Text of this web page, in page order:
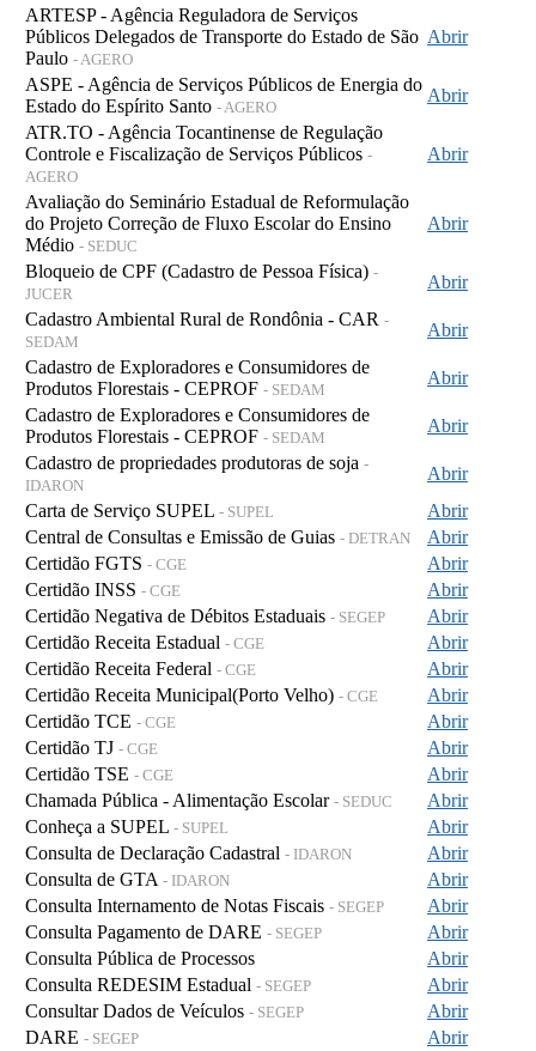
ARTESP - Agência Reguladora de Serviços
Públicos Delegados de Transporte do Estado de São
Paulo - AGERO
Abrir
ASPE - Agência de Serviços Públicos de Energia do
Estado do Espírito Santo - AGERO
Abrir
ATR.TO - Agência Tocantinense de Regulação
Controle e Fiscalização de Serviços Públicos -
AGERO
Abrir
Avaliação do Seminário Estadual de Reformulação
do Projeto Correção de Fluxo Escolar do Ensino
Médio - SEDUC
Abrir
Bloqueio de CPF (Cadastro de Pessoa Física) -
JUCER
Abrir
Cadastro Ambiental Rural de Rondônia - CAR -
SEDAM
Abrir
Cadastro de Exploradores e Consumidores de
Produtos Florestais - CEPROF - SEDAM
Abrir
Cadastro de Exploradores e Consumidores de
Produtos Florestais - CEPROF - SEDAM
Abrir
Cadastro de propriedades produtoras de soja -
IDARON
Abrir
Carta de Serviço SUPEL - SUPEL
Abrir
Central de Consultas e Emissão de Guias - DETRAN
Abrir
Certidão FGTS - CGE
Abrir
Certidão INSS - CGE
Abrir
Certidão Negativa de Débitos Estaduais - SEGEP
Abrir
Certidão Receita Estadual - CGE
Abrir
Certidão Receita Federal - CGE
Abrir
Certidão Receita Municipal(Porto Velho) - CGE
Abrir
Certidão TCE - CGE
Abrir
Certidão TJ - CGE
Abrir
Certidão TSE - CGE
Abrir
Chamada Pública - Alimentação Escolar - SEDUC
Abrir
Conheça a SUPEL - SUPEL
Abrir
Consulta de Declaração Cadastral - IDARON
Abrir
Consulta de GTA - IDARON
Abrir
Consulta Internamento de Notas Fiscais - SEGEP
Abrir
Consulta Pagamento de DARE - SEGEP
Abrir
Consulta Pública de Processos
Abrir
Consulta REDESIM Estadual - SEGEP
Abrir
Consultar Dados de Veículos - SEGEP
Abrir
DARE - SEGEP
Abrir